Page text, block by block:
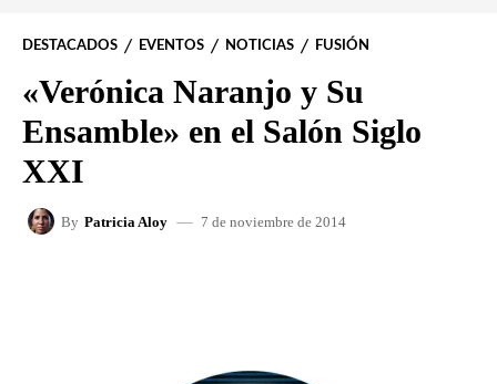
DESTACADOS EVENTOS NOTICIAS FUSIÓN
«Verónica Naranjo y Su
Ensamble» en el Salón Siglo
XXI
By Patricia Aloy 7 de noviembre de 2014